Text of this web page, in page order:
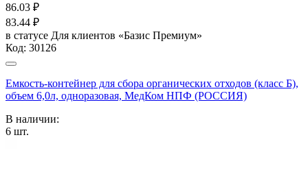
86.03 ₽
83.44 ₽
в статусе Для клиентов «Базис Премиум»
Код: 30126
Емкость-контейнер для сбора органических отходов (класс Б),
объем 6,0л, одноразовая, МедКом НПФ (РОССИЯ)
В наличии:
6 шт.